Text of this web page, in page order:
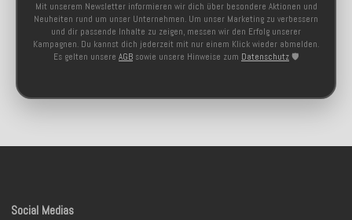
Mit unserem Newsletter informieren wir dich über besondere Aktionen und
Neuheiten rund um unser Unternehmen. Um unser Marketing zu verbessern
und dir passende Inhalte zu zeigen, messen wir den Erfolg unserer
Kampagnen. Du kannst dich jederzeit mit nur einem Klick wieder abmelden.
Es gelten unsere AGB sowie unsere Hinweise zum Datenschutz 🛡️
Social Medias